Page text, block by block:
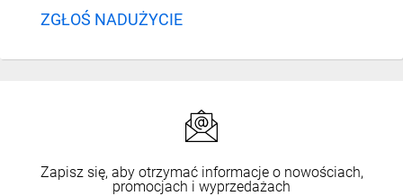
ZGŁOŚ NADUŻYCIE
Zapisz się, aby otrzymać informacje o nowościach,
promocjach i wyprzedażach